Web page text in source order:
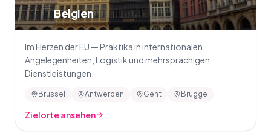
🇧🇪Belgien
Im Herzen der EU — Praktika in internationalen
Angelegenheiten, Logistik und mehrsprachigen
Dienstleistungen.
Brüssel Antwerpen Gent Brügge
Zielorte ansehen